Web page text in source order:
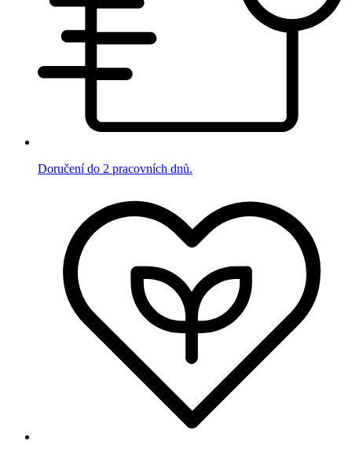
Doručení do 2 pracovních dnů.